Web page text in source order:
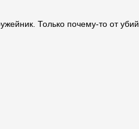
Только почему-то от